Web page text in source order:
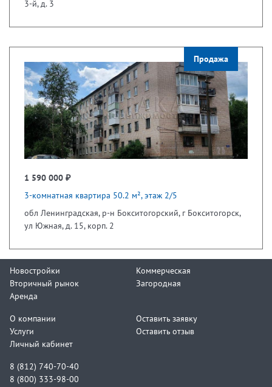
3-й, д. 3
Продажа
1 590 000 ₽
3-комнатная квартира 50.2 м², этаж 2/5
обл Ленинградская, р-н Бокситогорский, г Бокситогорск,
ул Южная, д. 15, корп. 2
Новостройки
Вторичный рынок
Аренда
Коммерческая
Загородная
О компании
Услуги
Личный кабинет
Оставить заявку
Оставить отзыв
8 (812) 740-70-40
8 (800) 333-98-00